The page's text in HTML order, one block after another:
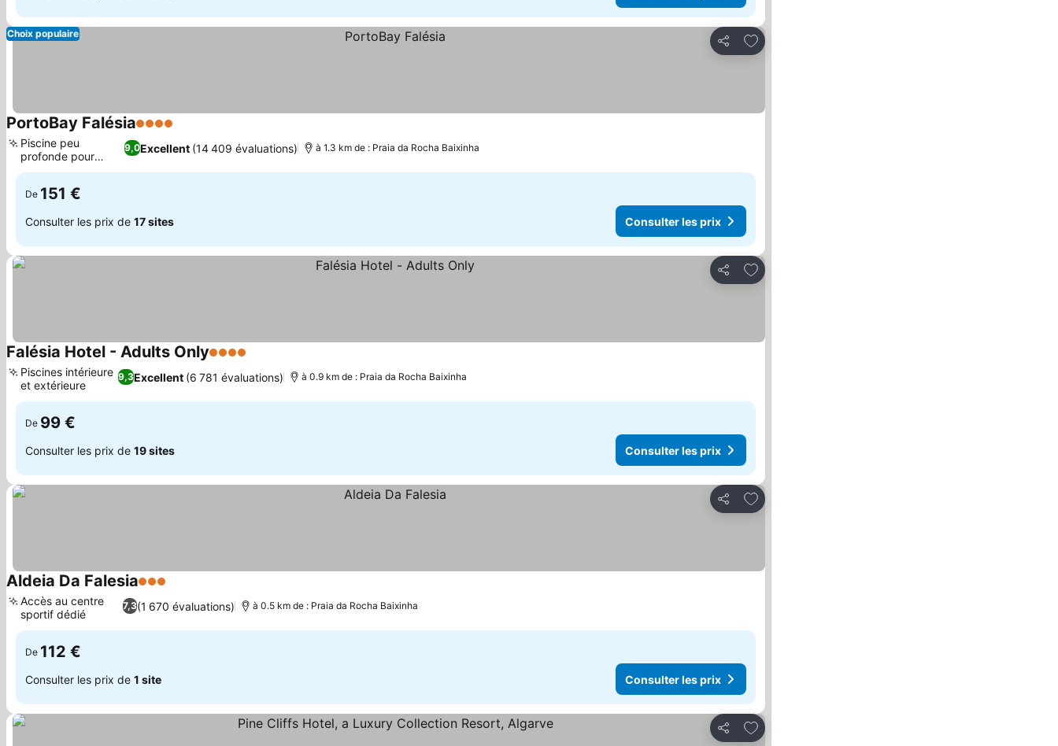
Partager
Ajouter à mes favoris
Choix populaire
PortoBay Falésia4 Étoiles
9,0Excellent (14 409 évaluations)
Piscine peu
profonde pour
enfants
à 1.3 km de : Praia da Rocha Baixinha
De 151 €
Consulter les prix de 17 sites Consulter les prix
Partager
Ajouter à mes favoris
Falésia Hotel - Adults Only4 Étoiles
9,3Excellent (6 781 évaluations)
Piscines intérieure
et extérieure
à 0.9 km de : Praia da Rocha Baixinha
De 99 €
Consulter les prix de 19 sites Consulter les prix
Partager
Ajouter à mes favoris
Aldeia Da Falesia3 Étoiles
7,3(1 670 évaluations)
Accès au centre
sportif dédié
à 0.5 km de : Praia da Rocha Baixinha
De 112 €
Consulter les prix de 1 site Consulter les prix
Partager
Ajouter à mes favoris